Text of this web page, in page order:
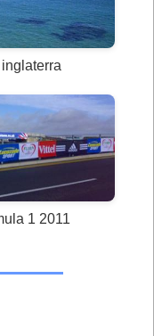
1 2011